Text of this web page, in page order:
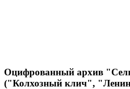
Оцифрованный архив
("Колхозный клич",